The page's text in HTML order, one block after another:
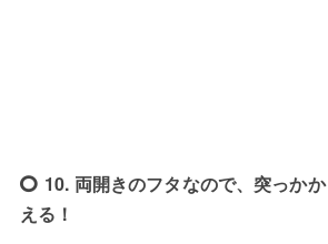
10. 両開きのフタなので、突っか
える！